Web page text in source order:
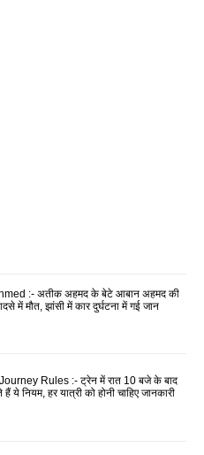
:- अतीक अहमद के बेटे आबान अहमद की
में मौत, झांसी में कार दुर्घटना में गई जान
Rules :- ट्रेन में रात 10 बजे के बाद
हैं ये नियम, हर यात्री को होनी चाहिए जानकारी